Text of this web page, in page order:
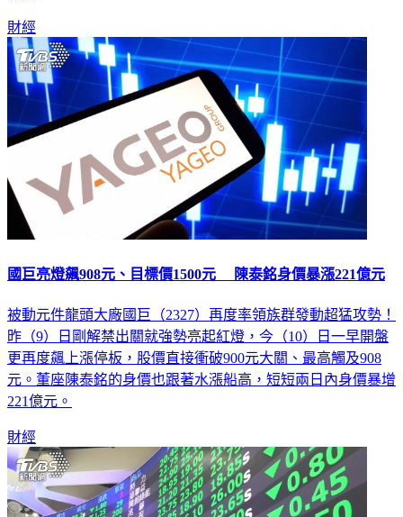
財經
國巨亮燈飆908元、目標價1500元 陳泰銘身價暴漲221億元
被動元件龍頭大廠國巨（2327）再度率領族群發動超猛攻勢！
昨（9）日剛解禁出關就強勢亮起紅燈，今（10）日一早開盤
更再度飆上漲停板，股價直接衝破900元大關、最高觸及908
元。董座陳泰銘的身價也跟著水漲船高，短短兩日內身價暴增
221億元。
財經